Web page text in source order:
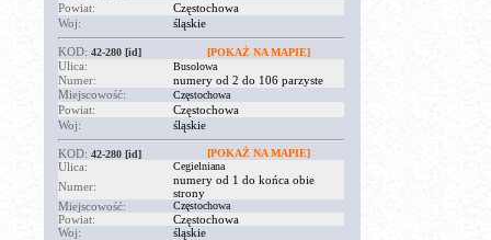
Powiat:
Częstochowa
Woj:
śląskie
KOD: 42-280 [id] [POKAŻ NA MAPIE]
Ulica: Busolowa
Numer:
numery od 2 do 106 parzyste
Miejscowość:
Częstochowa
Powiat:
Częstochowa
Woj:
śląskie
KOD: 42-280 [id] [POKAŻ NA MAPIE]
Ulica: Cegielniana
Numer:
numery od 1 do końca obie
strony
Miejscowość:
Częstochowa
Powiat:
Częstochowa
Woj:
śląskie